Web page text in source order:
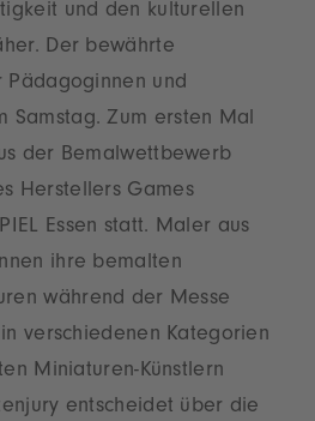
und den kulturellen
Der bewährte
Pädagoginnen und
Samstag. Zum ersten Mal
der Bemalwettbewerb
Herstellers Games
Essen statt. Maler aus
ihre bemalten
während der Messe
verschiedenen Kategorien
Miniaturen-Künstlern
entscheidet über die